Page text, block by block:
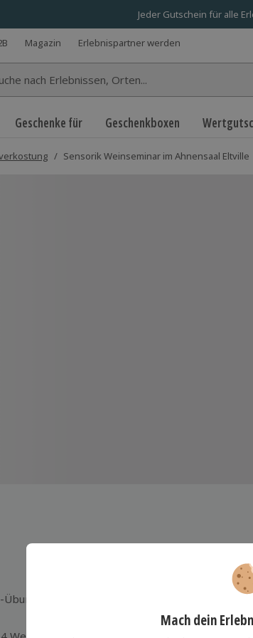
Jeder Gutschein für alle
Magazin Erlebnispartner werden
nach Erlebnissen...
Geschenke für Geschenkboxen
/ Sensorik Weinseminar im Ahnensaal Eltville
Einführung in die